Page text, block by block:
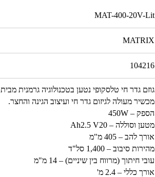
MAT-400-20V-Lit
MATRIX
104216
גוזם גדר חי טלסקופי נטען בטכנולוגיה גרמנית מבית MATRIX
מכשיר מעולה לגיזום גדר חי ועיצוב הגינה והחצר.
הספק – 450W
מטען וסוללה – Ah2.5 V20
אורך להב – 405 מ"מ
מהירות סיבוב – 1,400 סל"ד
עובי חיתוך (מרווח בין שיניים) – 14 מ"מ
אורך כללי – 2.4 מ'